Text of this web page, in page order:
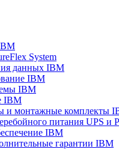
System
данных IBM
IBM
IBM
IBM
и монтажные комплекты
питания UPS и
IBM
гарантии IBM